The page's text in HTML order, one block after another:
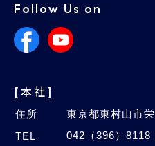
Follow Us on
[本社]
住所
東京都東村山市
TEL
042（396）8118